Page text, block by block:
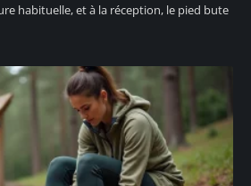
habituelle, et à la réception, le pied bute